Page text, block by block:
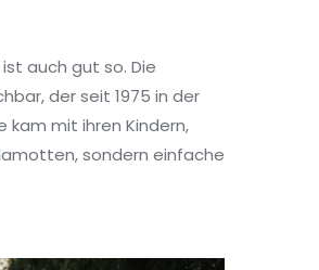
auch gut so. Die
der seit 1975 in der
kam mit ihren Kindern,
sondern einfache